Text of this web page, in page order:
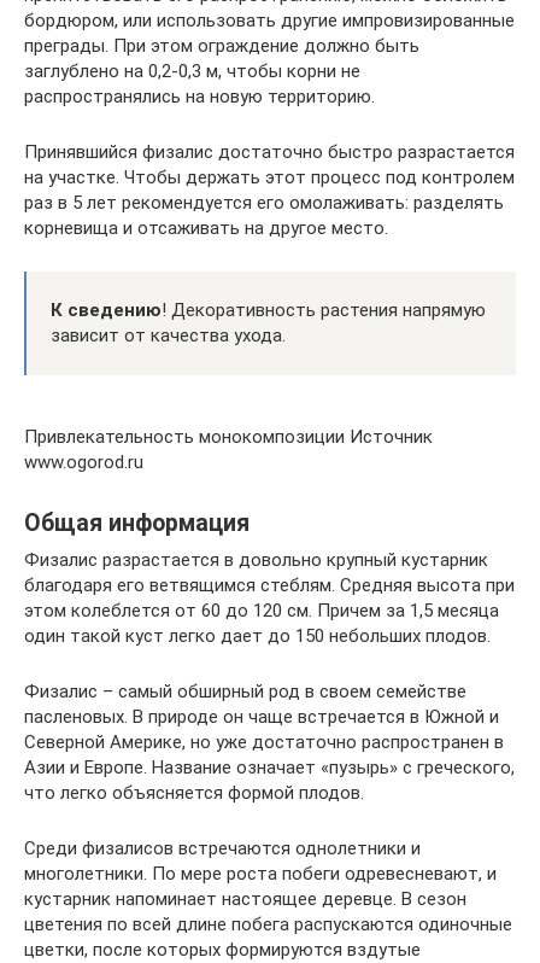
бордюром, или использовать другие импровизированные
преграды. При этом ограждение должно быть
заглублено на 0,2-0,3 м, чтобы корни не
распространялись на новую территорию.
Принявшийся физалис достаточно быстро разрастается
на участке. Чтобы держать этот процесс под контролем
раз в 5 лет рекомендуется его омолаживать: разделять
корневища и отсаживать на другое место.
К сведению! Декоративность растения напрямую
зависит от качества ухода.
Привлекательность монокомпозиции Источник
www.ogorod.ru
Общая информация
Физалис разрастается в довольно крупный кустарник
благодаря его ветвящимся стеблям. Средняя высота при
этом колеблется от 60 до 120 см. Причем за 1,5 месяца
один такой куст легко дает до 150 небольших плодов.
Физалис – самый обширный род в своем семействе
пасленовых. В природе он чаще встречается в Южной и
Северной Америке, но уже достаточно распространен в
Азии и Европе. Название означает «пузырь» с греческого,
что легко объясняется формой плодов.
Среди физалисов встречаются однолетники и
многолетники. По мере роста побеги одревесневают, и
кустарник напоминает настоящее деревце. В сезон
цветения по всей длине побега распускаются одиночные
цветки, после которых формируются вздутые